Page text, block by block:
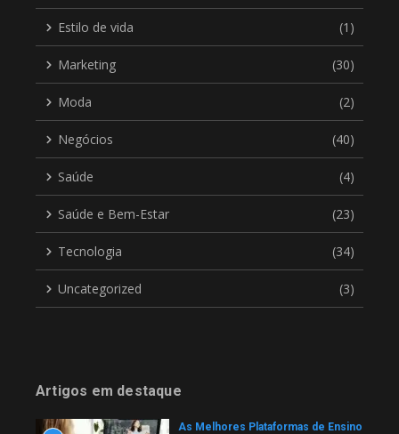
Estilo de vida (1)
Marketing (30)
Moda (2)
Negócios (40)
Saúde (4)
Saúde e Bem-Estar (23)
Tecnologia (34)
Uncategorized (3)
Artigos em destaque
As Melhores Plataformas de Ensino